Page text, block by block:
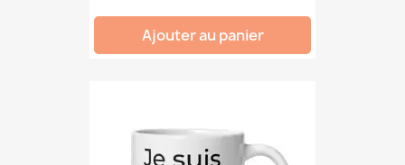
Ajouter au panier